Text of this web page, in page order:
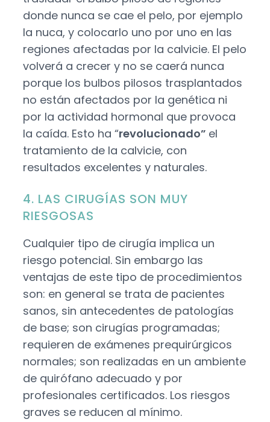
donde nunca se cae el pelo, por ejemplo
la nuca, y colocarlo uno por uno en las
regiones afectadas por la calvicie. El pelo
volverá a crecer y no se caerá nunca
porque los bulbos pilosos trasplantados
no están afectados por la genética ni
por la actividad hormonal que provoca
la caída. Esto ha “revolucionado” el
tratamiento de la calvicie, con
resultados excelentes y naturales.
4. LAS CIRUGÍAS SON MUY
RIESGOSAS
Cualquier tipo de cirugía implica un
riesgo potencial. Sin embargo las
ventajas de este tipo de procedimientos
son: en general se trata de pacientes
sanos, sin antecedentes de patologías
de base; son cirugías programadas;
requieren de exámenes prequirúrgicos
normales; son realizadas en un ambiente
de quirófano adecuado y por
profesionales certificados. Los riesgos
graves se reducen al mínimo.